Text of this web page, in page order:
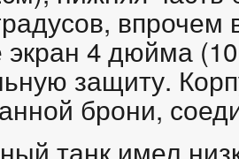
4 дюйма
защиту.
брони,
танк имел